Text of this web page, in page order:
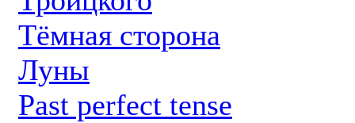
Тёмная сторона
Луны
Past perfect tense